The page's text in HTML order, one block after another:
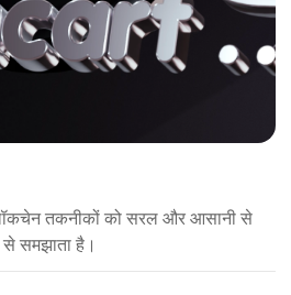
तकनीकों को सरल और आसानी से
समझाता है।